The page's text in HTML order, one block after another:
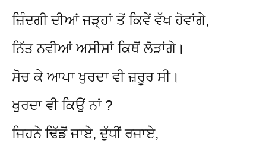
ਜ਼ਿੰਦਗੀ ਦੀਆਂ ਜੜ੍ਹਾਂ ਤੋਂ ਕਿਵੇਂ ਵੱਖ ਹੋਵਾਂਗੇ,
ਨਿੱਤ ਨਵੀਆਂ ਅਸੀਸਾਂ ਕਿਥੋਂ ਲੋੜਾਂਗੇ।
ਸੋਚ ਕੇ ਆਪਾ ਖੁਰਦਾ ਵੀ ਜ਼ਰੂਰ ਸੀ।
ਖੁਰਦਾ ਵੀ ਕਿਉਂ ਨਾਂ ?
ਜਿਹਨੇ ਢਿੱਡੋਂ ਜਾਏ, ਦੁੱਧੀਂ ਰਜਾਏ,